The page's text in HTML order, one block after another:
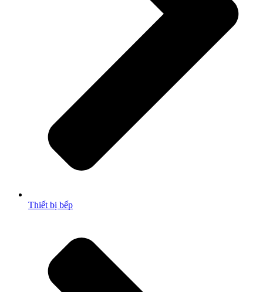
Thiết bị bếp